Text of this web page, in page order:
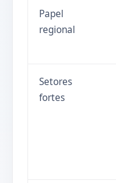
Papel
regional
Setores
fortes